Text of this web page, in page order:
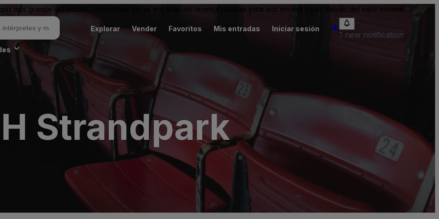
más grande del mundo. Los precios de las entradas de reventa pueden estar por encima o por debajo del valor nominal.
Explorar Vender Favoritos Mis entradas Iniciar sesión
1 new notification
Strandpark